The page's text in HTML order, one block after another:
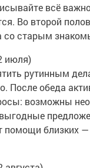
всё
Во второй
со старым
июля)
рутинным
После обеда
возможны
помощи близких —